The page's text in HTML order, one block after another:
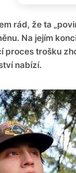
rád, že ta
Na jejím
proces trošku
nabízí.